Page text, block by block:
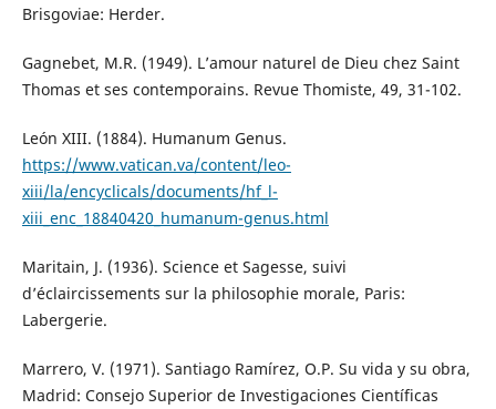
Brisgoviae: Herder.
Gagnebet, M.R. (1949). L’amour naturel de Dieu chez Saint
Thomas et ses contemporains. Revue Thomiste, 49, 31-102.
León XIII. (1884). Humanum Genus.
https://www.vatican.va/content/leo-
xiii/la/encyclicals/documents/hf_l-
xiii_enc_18840420_humanum-genus.html
Maritain, J. (1936). Science et Sagesse, suivi
d’éclaircissements sur la philosophie morale, Paris:
Labergerie.
Marrero, V. (1971). Santiago Ramírez, O.P. Su vida y su obra,
Madrid: Consejo Superior de Investigaciones Científicas